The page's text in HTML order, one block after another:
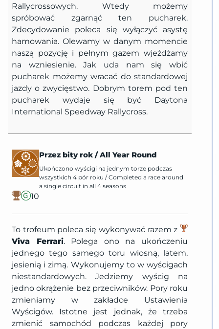
Rallycrossowych. Wtedy możemy
spróbować zgarnąć ten pucharek.
Zdecydowanie poleca się wyłączyć asystę
hamowania. Olewamy w danym momencie
naszą pozycję i pełnym gazem wjeżdżamy
na wzniesienie. Jak uda nam się wbić
pucharek możemy wracać do standardowej
jazdy o zwycięstwo. Dobrym torem pod ten
pucharek wydaje się być Daytona
International Speedway Rallycross.
10
Przez bity rok /All Year Round
Ukończono wyścigi na jednym torze podczas
wszystkich 4 pór roku /Completed a race around
a single circuit in all 4 seasons
To trofeum poleca się wykonywać razem z
Viva Ferrari. Polega ono na ukończeniu
jednego tego samego toru wiosną, latem,
jesienią i zimą. Wykonujemy to w wyścigach
niestandardowych. Jedziemy wyścig na
jedno okrążenie bez przeciwników. Pory roku
zmieniamy w zakładce Ustawienia
Wyścigów. Istotne jest jednak, że trzeba
zmienić samochód podczas każdej pory